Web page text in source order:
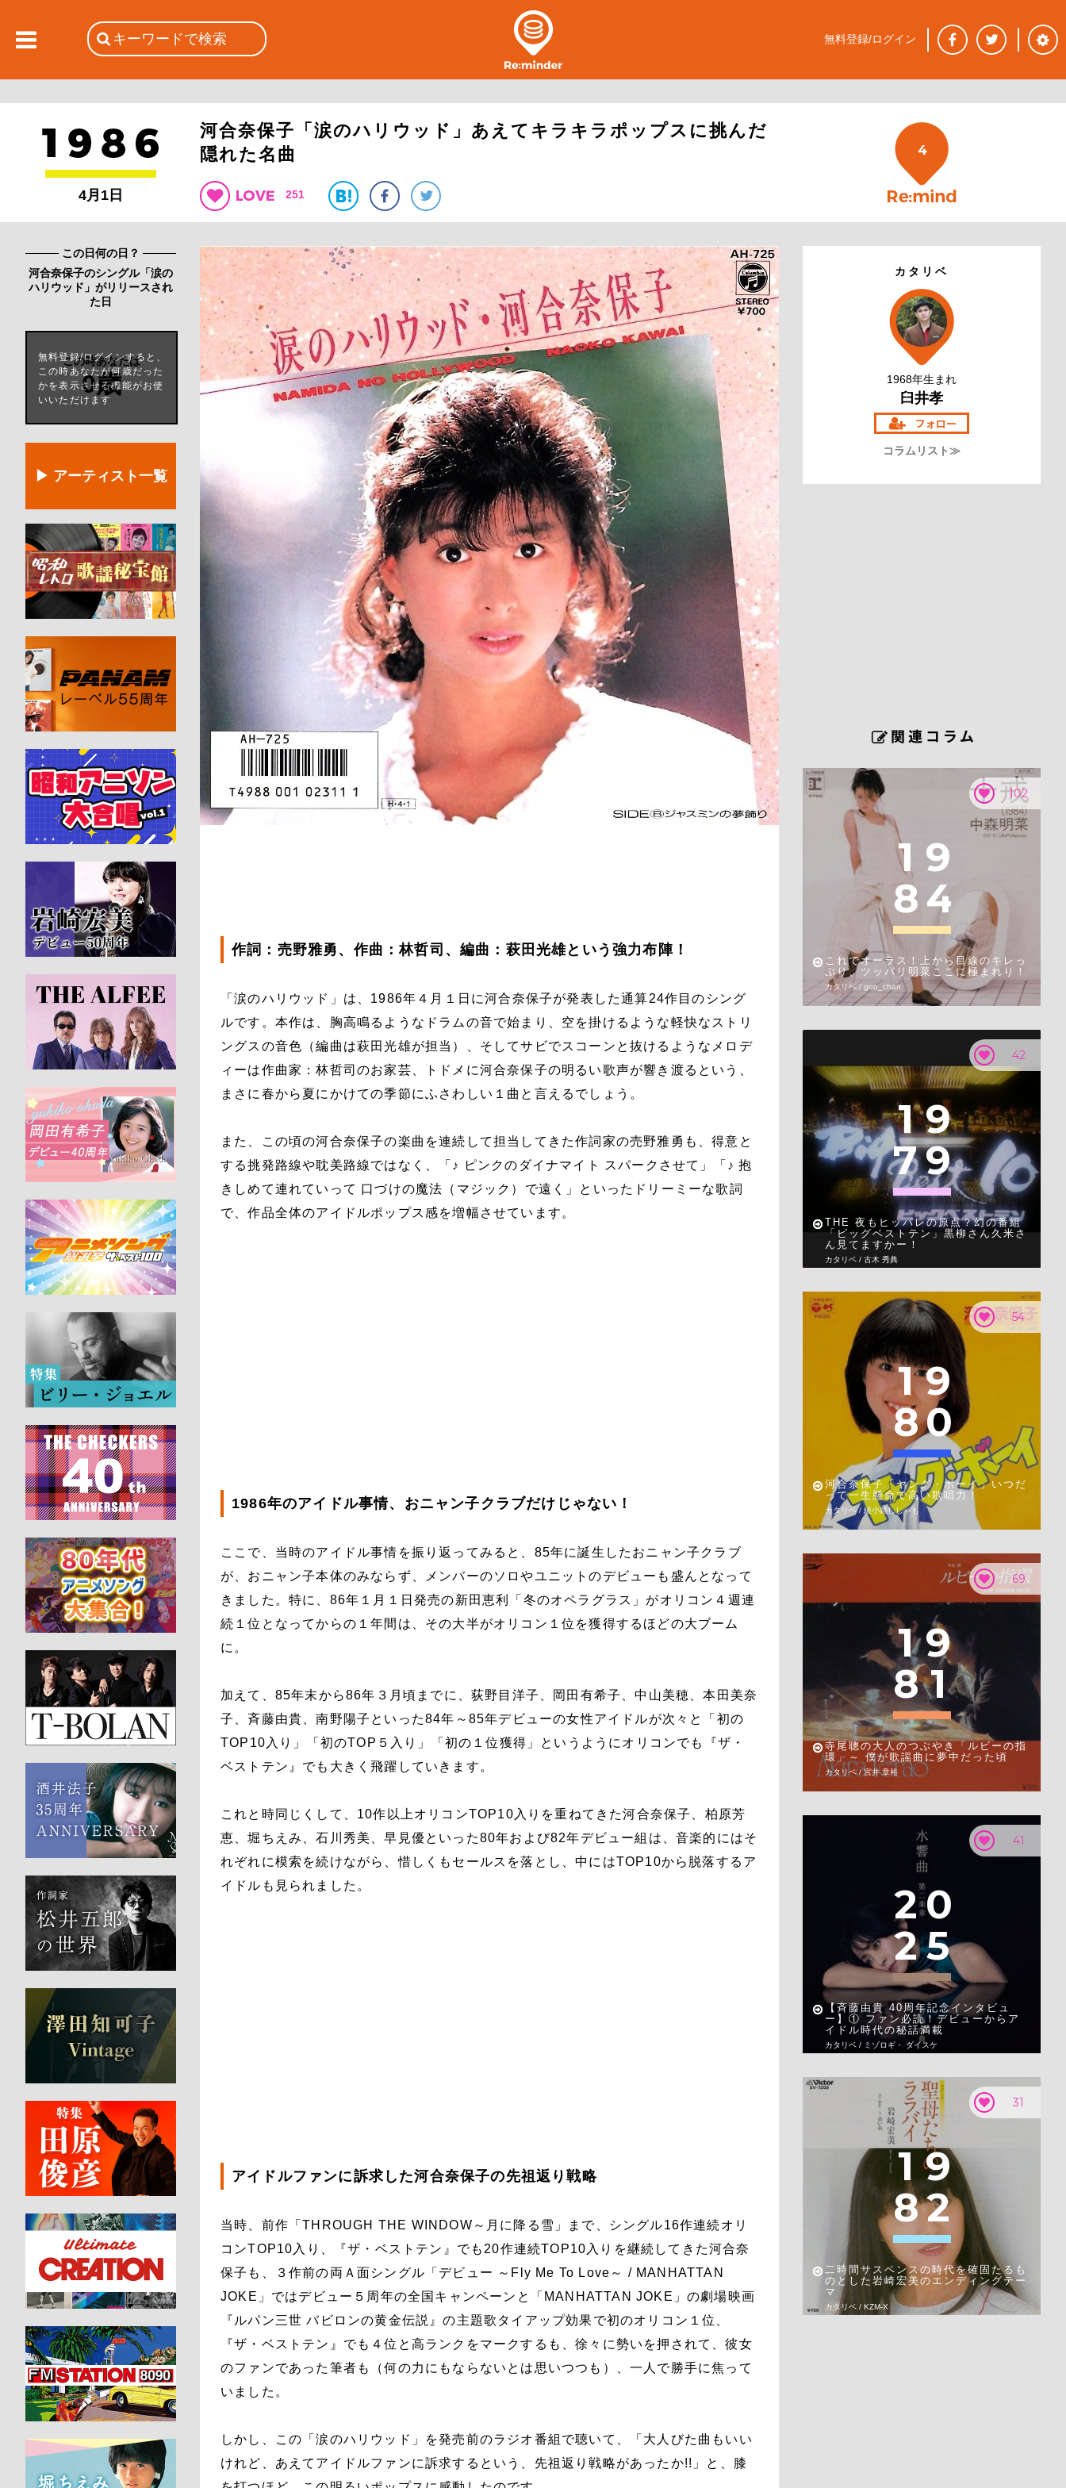
4月1日
河合奈保子「涙のハリウッド」あえてキラキラポップスに挑んだ
隠れた名曲
251
4
この日何の日？
河合奈保子のシングル「涙の
ハリウッド」がリリースされ
た日
この時あなたは
0歳
無料登録/ログインすると、
この時あなたが何歳だった
かを表示させる機能がお使
いいただけます
▶ アーティスト一覧
作詞：売野雅勇、作曲：林哲司、編曲：萩田光雄という強力布陣！
「涙のハリウッド」は、1986年４月１日に河合奈保子が発表した通算24作目のシング
ルです。本作は、胸高鳴るようなドラムの音で始まり、空を掛けるような軽快なストリ
ングスの音色（編曲は萩田光雄が担当）、そしてサビでスコーンと抜けるようなメロデ
ィーは作曲家：林哲司のお家芸、トドメに河合奈保子の明るい歌声が響き渡るという、
まさに春から夏にかけての季節にふさわしい１曲と言えるでしょう。
また、この頃の河合奈保子の楽曲を連続して担当してきた作詞家の売野雅勇も、得意と
する挑発路線や耽美路線ではなく、「♪ ピンクのダイナマイト スパークさせて」「♪ 抱
きしめて連れていって 口づけの魔法（マジック）で遠く」といったドリーミーな歌詞
で、作品全体のアイドルポップス感を増幅させています。
1986年のアイドル事情、おニャン子クラブだけじゃない！
ここで、当時のアイドル事情を振り返ってみると、85年に誕生したおニャン子クラブ
が、おニャン子本体のみならず、メンバーのソロやユニットのデビューも盛んとなって
きました。特に、86年１月１日発売の新田恵利「冬のオペラグラス」がオリコン４週連
続１位となってからの１年間は、その大半がオリコン１位を獲得するほどの大ブーム
に。
加えて、85年末から86年３月頃までに、荻野目洋子、岡田有希子、中山美穂、本田美奈
子、斉藤由貴、南野陽子といった84年～85年デビューの女性アイドルが次々と「初の
TOP10入り」「初のTOP５入り」「初の１位獲得」というようにオリコンでも『ザ・
ベストテン』でも大きく飛躍していきます。
これと時同じくして、10作以上オリコンTOP10入りを重ねてきた河合奈保子、柏原芳
恵、堀ちえみ、石川秀美、早見優といった80年および82年デビュー組は、音楽的にはそ
れぞれに模索を続けながら、惜しくもセールスを落とし、中にはTOP10から脱落するア
イドルも見られました。
アイドルファンに訴求した河合奈保子の先祖返り戦略
当時、前作「THROUGH THE WINDOW～月に降る雪」まで、シングル16作連続オリ
コンTOP10入り、『ザ・ベストテン』でも20作連続TOP10入りを継続してきた河合奈
保子も、３作前の両Ａ面シングル「デビュー ～Fly Me To Love～ / MANHATTAN
JOKE」ではデビュー５周年の全国キャンペーンと「MANHATTAN JOKE」の劇場映画
『ルパン三世 バビロンの黄金伝説』の主題歌タイアップ効果で初のオリコン１位、
『ザ・ベストテン』でも４位と高ランクをマークするも、徐々に勢いを押されて、彼女
のファンであった筆者も（何の力にもならないとは思いつつも）、一人で勝手に焦って
いました。
しかし、この「涙のハリウッド」を発売前のラジオ番組で聴いて、「大人びた曲もいい
けれど、あえてアイドルファンに訴求するという、先祖返り戦略があったか!!」と、膝
カタリベ
1968年生まれ
臼井孝
コラムリスト≫
102
1 9
84
これでオーラス！上から目線のキレっ
ぷり、ツッパリ明菜ここに極まれり！
カタリベ / goo_chan
42
1 9
79
THE 夜もヒッパレの原点？幻の番組
「ビッグベストテン」黒柳さん久米さ
ん見てますかー！
カタリベ / 古木 秀典
54
1 9
80
河合奈保子「ヤング・ボーイ」いつだ
って一生懸命で高い歌唱力！
カタリベ / 綾小路ししゃも
69
1 9
8 1
寺尾聰の大人のつぶやき「ルビーの指
環」～ 僕が歌謡曲に夢中だった頃
カタリベ / 宮井 章裕
41
20
25
【斉藤由貴 40周年記念インタビュ
ー】① ファン必読！デビューからア
イドル時代の秘話満載
カタリベ / ミゾロギ・ ダイスケ
31
1 9
82
二時間サスペンスの時代を確固たるも
のとした岩崎宏美のエンディングテー
マ
カタリベ / KZM-X
無料登録/ログイン